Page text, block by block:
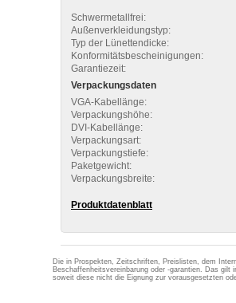
Schwermetallfrei:
Außenverkleidungstyp:
Typ der Lünettendicke:
Konformitätsbescheinigungen:
Garantiezeit:
Verpackungsdaten
VGA-Kabellänge:
Verpackungshöhe:
DVI-Kabellänge:
Verpackungsart:
Verpackungstiefe:
Paketgewicht:
Verpackungsbreite:
Produktdatenblatt
Die in Prospekten, Zeitschriften, Preislisten, dem
Beschaffenheitsvereinbarung oder -garantien. Das
soweit diese nicht die Eignung zur vorausgesetzten